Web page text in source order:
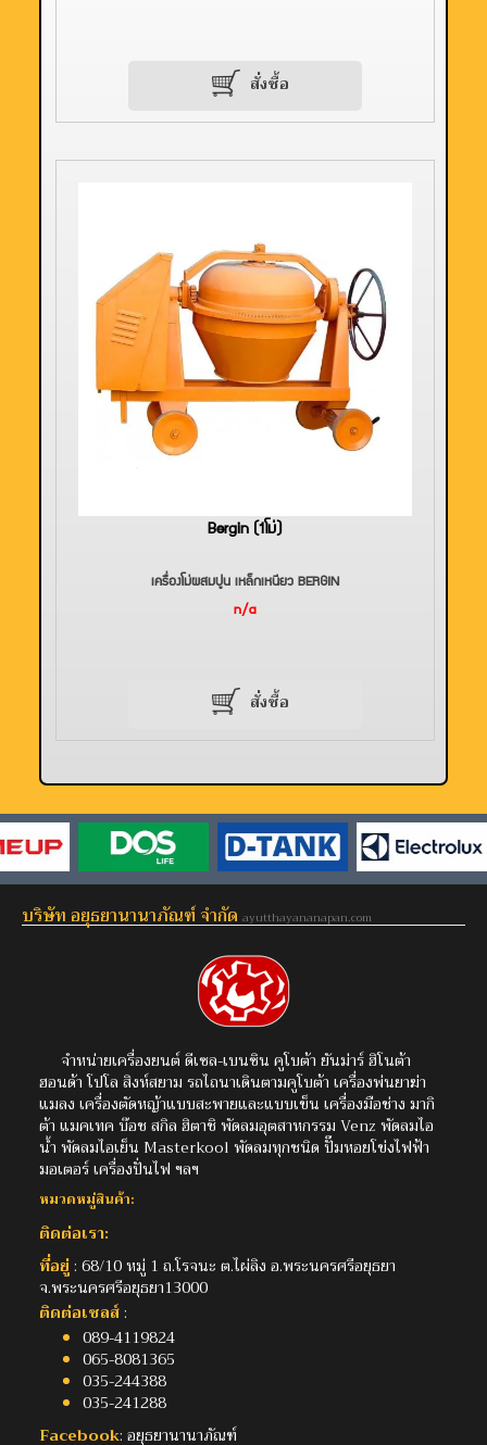
สั่งซื้อ
Bergin (1โม่)
เครื่องโม่ผสมปูน เหล็กเหนียว BERGIN
n/a
สั่งซื้อ
บริษัท อยุธยานานาภัณฑ์ จำกัด ayutthayananapan.com
จำหน่ายเครื่องยนต์ ดีเซล-เบนซิน คูโบต้า ยันม่าร์ ฮิโนต้า
ฮอนด้า โปโล สิงห์สยาม รถไถนาเดินตามคูโบต้า เครื่องพ่นยาฆ่า
แมลง เครื่องตัดหญ้าแบบสะพายและแบบเข็น เครื่องมือช่าง มากิ
ต้า แมคเทค บ๊อช สกิล ฮิตาชิ พัดลมอุตสาหกรรม Venz พัดลมไอ
น้ำ พัดลมไอเย็น Masterkool พัดลมทุกชนิด ปั๊มหอยโข่งไฟฟ้า
มอเตอร์ เครื่องปั่นไฟ ฯลฯ
หมวดหมู่สินค้า:
ติดต่อเรา:
ที่อยู่: 68/10 หมู่ 1 ถ.โรจนะ ต.ไผ่ลิง อ.พระนครศรีอยุธยา
จ.พระนครศรีอยุธยา13000
ติดต่อเซลส์:
089-4119824
065-8081365
035-244388
035-241288
Facebook: อยุธยานานาภัณฑ์